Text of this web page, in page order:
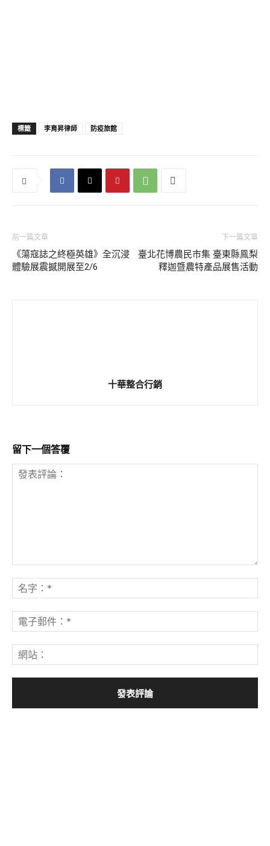
標籤 李育昇律師 防疫旅館
前一篇文章
《蕩寇誌之終極英雄》全沉浸
體驗展震撼開展至2/6
下一篇文章
臺北花博農民市集 臺東縣鳯梨
釋迦暨農特產品展售活動
十華整合行銷
留下一個答覆